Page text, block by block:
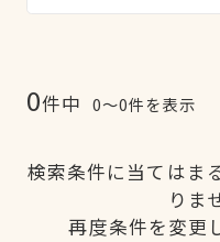
0件中 0〜0件を表示
検索条件に当てはま
りま
再度条件を変更